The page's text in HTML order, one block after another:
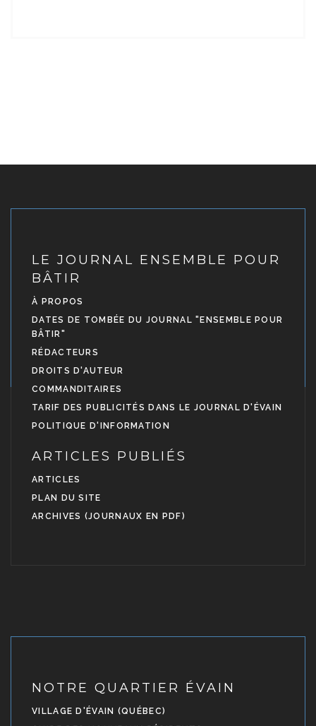
LE JOURNAL ENSEMBLE POUR
BÂTIR
À PROPOS
DATES DE TOMBÉE DU JOURNAL "ENSEMBLE POUR
BÂTIR"
RÉDACTEURS
DROITS D'AUTEUR
COMMANDITAIRES
TARIF DES PUBLICITÉS DANS LE JOURNAL D'ÉVAIN
POLITIQUE D'INFORMATION
ARTICLES PUBLIÉS
ARTICLES
PLAN DU SITE
ARCHIVES (JOURNAUX EN PDF)
NOTRE QUARTIER ÉVAIN
VILLAGE D'ÉVAIN (QUÉBEC)